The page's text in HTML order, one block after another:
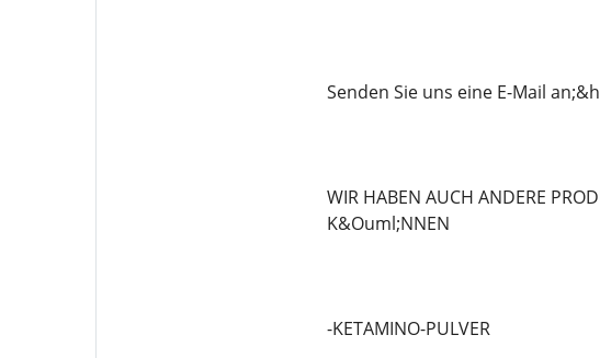
Senden Sie uns eine E-Mail
WIR HABEN AUCH ANDERE
K&Ouml;NNEN
-KETAMINO-PULVER